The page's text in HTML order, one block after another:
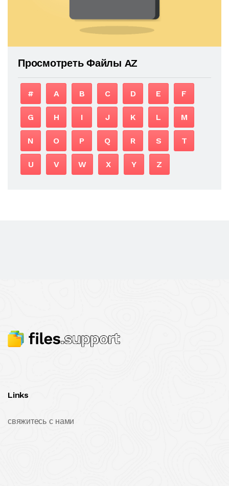
Просмотреть Файлы AZ
# A B C D E F
G H I J K L M
N O P Q R S T
U V W X Y Z
Links
свяжитесь с нами